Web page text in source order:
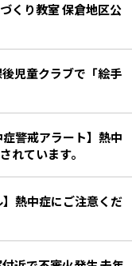
くり教室 保倉地区公
児童クラブで「絵手
警戒アラート】熱中
れています。
熱中症にご注意くだ